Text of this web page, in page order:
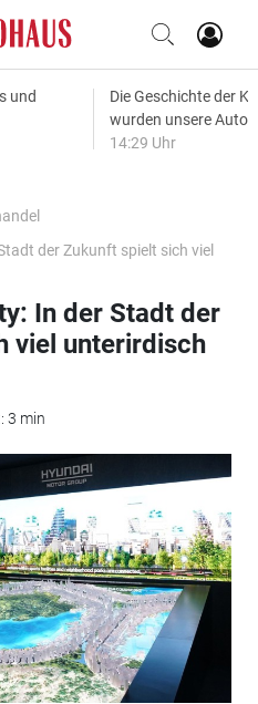
und
Die Geschichte der
wurden unsere
14:29 Uhr
der Zukunft spielt sich viel
In der Stadt der
viel unterirdisch
3 min